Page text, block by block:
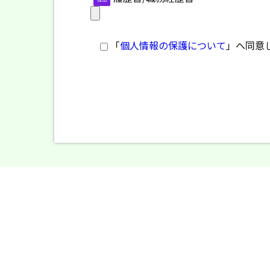
「個人情報の保護について 」へ同意